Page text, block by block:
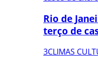
Rio de
terço de
3CLIMAS